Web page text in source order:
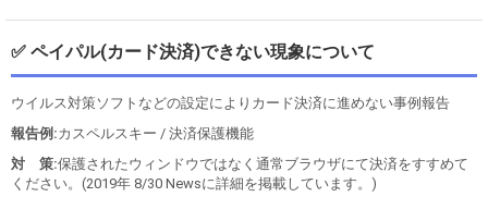
✅ ペイパル(カード決済)できない現象について
ウイルス対策ソフトなどの設定によりカード決済に進めない事例報告
報告例:カスペルスキー / 決済保護機能
対 策:保護されたウィンドウではなく通常ブラウザにて決済をすすめて
ください。(2019年 8/30 Newsに詳細を掲載しています。)